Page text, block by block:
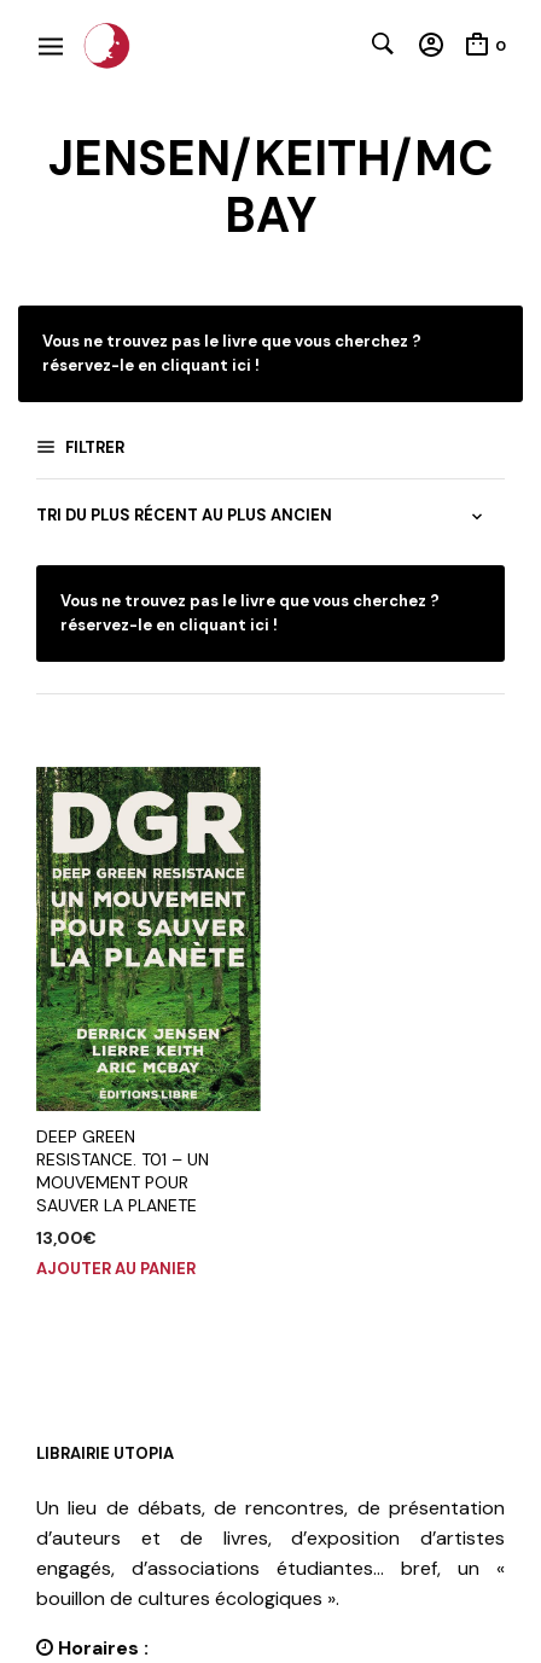
0
JENSEN/KEITH/MC
BAY
Vous ne trouvez pas le livre que vous cherchez ?
réservez-le en cliquant ici !
FILTRER
Vous ne trouvez pas le livre que vous cherchez ?
réservez-le en cliquant ici !
DEEP GREEN
RESISTANCE. T01 – UN
MOUVEMENT POUR
SAUVER LA PLANETE
13,00€
AJOUTER AU PANIER
LIBRAIRIE UTOPIA
Un lieu de débats, de rencontres, de présentation
d’auteurs et de livres, d’exposition d’artistes
engagés, d’associations étudiantes… bref, un «
bouillon de cultures écologiques ».
Horaires :